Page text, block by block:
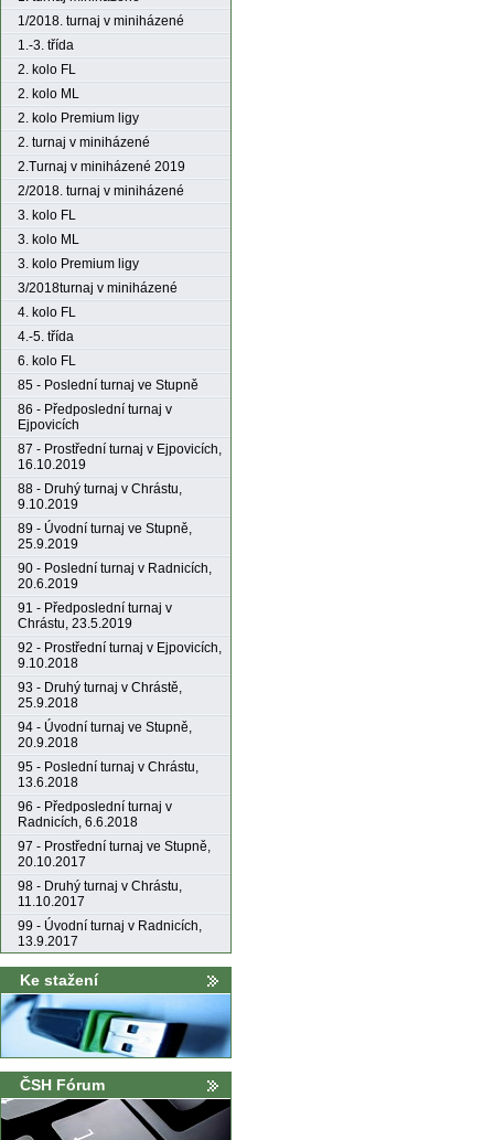
1/2018. turnaj v miniházené
1.-3. třída
2. kolo FL
2. kolo ML
2. kolo Premium ligy
2. turnaj v miniházené
2.Turnaj v miniházené 2019
2/2018. turnaj v miniházené
3. kolo FL
3. kolo ML
3. kolo Premium ligy
3/2018turnaj v miniházené
4. kolo FL
4.-5. třída
6. kolo FL
85 - Poslední turnaj ve Stupně
86 - Předposlední turnaj v
Ejpovicích
87 - Prostřední turnaj v Ejpovicích,
16.10.2019
88 - Druhý turnaj v Chrástu,
9.10.2019
89 - Úvodní turnaj ve Stupně,
25.9.2019
90 - Poslední turnaj v Radnicích,
20.6.2019
91 - Předposlední turnaj v
Chrástu, 23.5.2019
92 - Prostřední turnaj v Ejpovicích,
9.10.2018
93 - Druhý turnaj v Chrástě,
25.9.2018
94 - Úvodní turnaj ve Stupně,
20.9.2018
95 - Poslední turnaj v Chrástu,
13.6.2018
96 - Předposlední turnaj v
Radnicích, 6.6.2018
97 - Prostřední turnaj ve Stupně,
20.10.2017
98 - Druhý turnaj v Chrástu,
11.10.2017
99 - Úvodní turnaj v Radnicích,
13.9.2017
Ke stažení
ČSH Fórum